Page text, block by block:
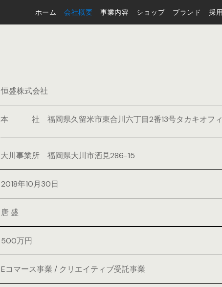
ホーム 会社概要 事業内容 ショップ ブランド 採
恒盛株式会社
本 社 福岡県久留米市東合川六丁目2番13号タカキオフ
大川事業所 福岡県大川市酒見286-15
2018年10月30日
唐 盛
500万円
Eコマース事業 / クリエイティブ受託事業